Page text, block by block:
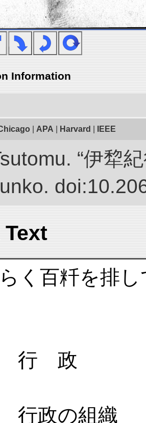
Information
APA Harvard IEEE
“伊犂
Text
く百粁を排
行 政
行政の組織